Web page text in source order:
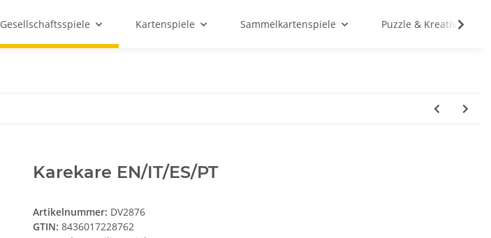
Gesellschaftsspiele Kartenspiele Sammelkartenspiele Puzzle & Kreativ
Karekare EN/IT/ES/PT
Artikelnummer: DV2876
GTIN: 8436017228762